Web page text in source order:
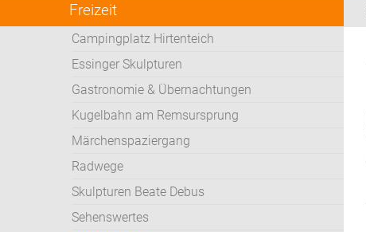
Freizeit
Campingplatz Hirtenteich
Essinger Skulpturen
Gastronomie & Übernachtungen
Kugelbahn am Remsursprung
Märchenspaziergang
Radwege
Skulpturen Beate Debus
Sehenswertes